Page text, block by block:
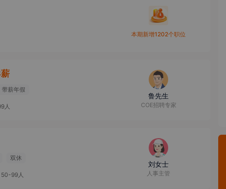
本期新增1202个职位
带薪年假
人
鲁先生
COE招聘专家
双休
50-99人
刘女士
人事主管